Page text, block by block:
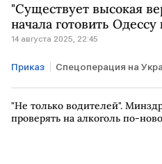
"Существует высокая
начала готовить Одессу
14 августа 2025, 22:45
Приказ Спецоперация на
Конфликт на Украине
боевые действия
"Не только водителей".
проверять на алкоголь по-